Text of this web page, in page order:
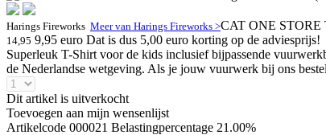
Harings Fireworks Meer van Harings Fireworks >CAT ONE STORE
14,95 9,95 euro Dat is dus 5,00 euro korting op de adviesprijs!
Superleuk T-Shirt voor de kids inclusief bijpassende
de Nederlandse wetgeving. Als je jouw vuurwerk bij ons
Dit artikel is uitverkocht
Toevoegen aan mijn wensenlijst
Artikelcode 000021 Belastingpercentage 21.00%